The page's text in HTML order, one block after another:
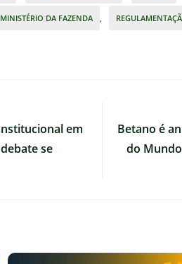
MINISTÉRIO DA FAZENDA ,
em
se
Betano é
do